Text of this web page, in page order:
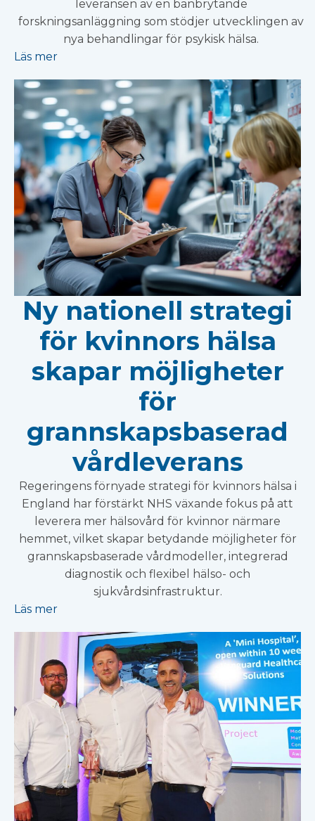
leveransen av en banbrytande
forskningsanläggning som stödjer utvecklingen av
nya behandlingar för psykisk hälsa.
Läs mer
Ny nationell strategi
för kvinnors hälsa
skapar möjligheter
för
grannskapsbaserad
vårdleverans
Regeringens förnyade strategi för kvinnors hälsa i
England har förstärkt NHS växande fokus på att
leverera mer hälsovård för kvinnor närmare
hemmet, vilket skapar betydande möjligheter för
grannskapsbaserade vårdmodeller, integrerad
diagnostik och flexibel hälso- och
sjukvårdsinfrastruktur.
Läs mer